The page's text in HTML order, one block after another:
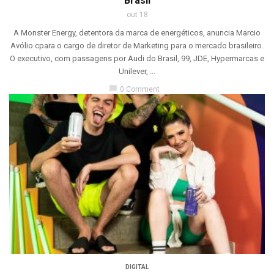
out 18
A Monster Energy, detentora da marca de energéticos, anuncia Marcio
Avólio cpara o cargo de diretor de Marketing para o mercado brasileiro.
O executivo, com passagens por Audi do Brasil, 99, JDE, Hypermarcas e
Unilever, ...
0 Comment
DIGITAL